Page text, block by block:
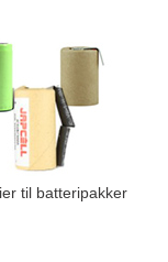
til batteripakker